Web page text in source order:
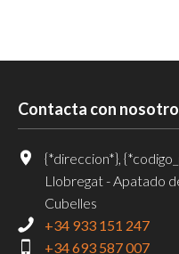
Contacta con
{*direccion*},
Llobregat - Apatado
Cubelles
+34 933 151 247
+34 693 587 007